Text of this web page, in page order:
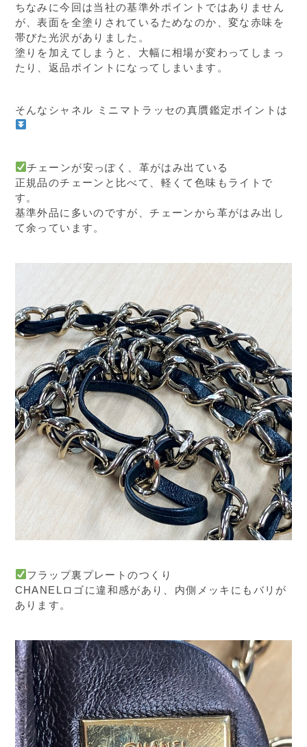
ちなみに今回は当社の基準外ポイントではありません
が、表面を全塗りされているためなのか、変な赤味を
帯びた光沢がありました。
塗りを加えてしまうと、大幅に相場が変わってしまっ
たり、返品ポイントになってしまいます。
そんなシャネル ミニマトラッセの真贋鑑定ポイントは
チェーンが安っぽく、革がはみ出ている
正規品のチェーンと比べて、軽くて色味もライトで
す。
基準外品に多いのですが、チェーンから革がはみ出し
て余っています。
フラップ裏プレートのつくり
CHANELロゴに違和感があり、内側メッキにもバリが
あります。